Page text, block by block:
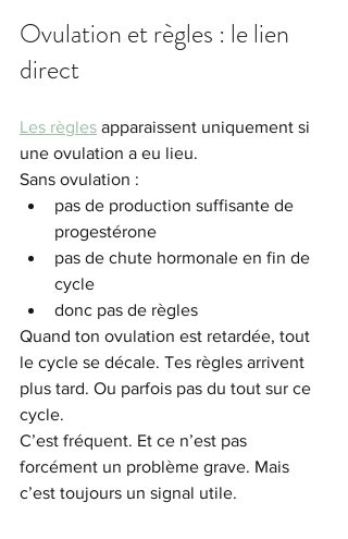
Ovulation et règles : le lien
direct
Les règles apparaissent uniquement si
une ovulation a eu lieu.
Sans ovulation :
pas de production suffisante de
progestérone
pas de chute hormonale en fin de
cycle
donc pas de règles
Quand ton ovulation est retardée, tout
le cycle se décale. Tes règles arrivent
plus tard. Ou parfois pas du tout sur ce
cycle.
C’est fréquent. Et ce n’est pas
forcément un problème grave. Mais
c’est toujours un signal utile.